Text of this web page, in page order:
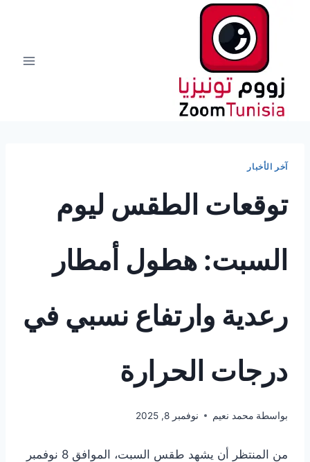
آخر الأخبار
توقعات الطقس ليوم
السبت: هطول أمطار
رعدية وارتفاع نسبي في
درجات الحرارة
بواسطة محمد نعيم نوفمبر 8, 2025
من المنتظر أن يشهد طقس السبت، الموافق 8 نوفمبر